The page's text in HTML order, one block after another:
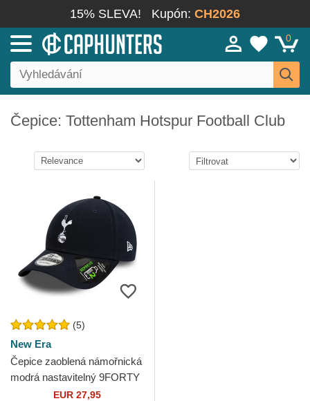
15% SLEVA! Kupón: CH2026
0
Čepice: Tottenham Hotspur Football Club
(5)
New Era
Čepice zaoblená námořnická
modrá nastavitelný 9FORTY
Repreve Tottenham Hotspur
EUR 27,95